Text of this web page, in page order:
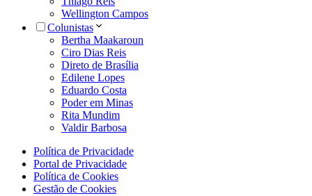
Wellington Campos
Colunistas
Bertha Maakaroun
Ciro Dias Reis
Direto de Brasília
Edilene Lopes
Eduardo Costa
Poder em Minas
Rita Mundim
Valdir Barbosa
Política de Privacidade
Portal de Privacidade
Política de Cookies
Gestão de Cookies